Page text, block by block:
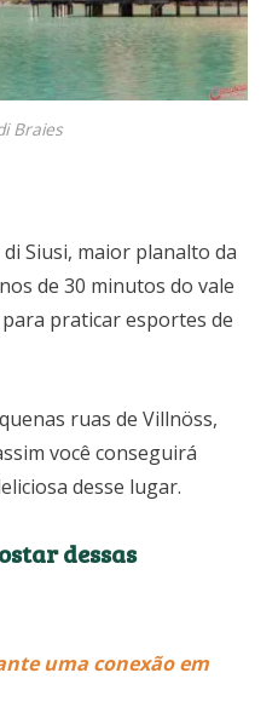
Braies
Siusi, maior planalto da
de 30 minutos do vale
praticar esportes de
ruas de Villnöss,
você conseguirá
desse lugar.
dessas
uma conexão em